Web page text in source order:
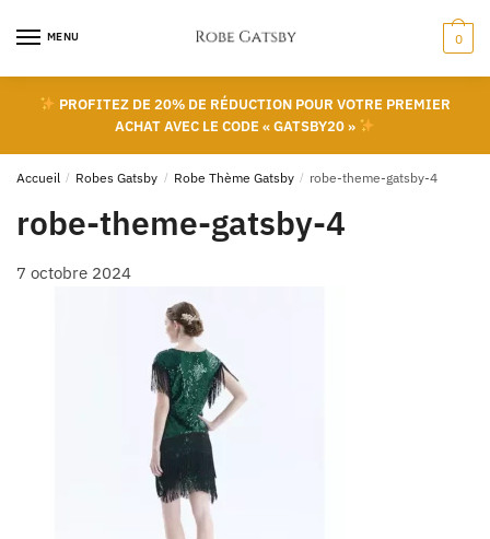
MENU 0
PROFITEZ DE 20% DE RÉDUCTION POUR VOTRE PREMIER
ACHAT AVEC LE CODE « GATSBY20 »
Accueil / Robes Gatsby / Robe Thème Gatsby / robe-theme-gatsby-4
robe-theme-gatsby-4
7 octobre 2024